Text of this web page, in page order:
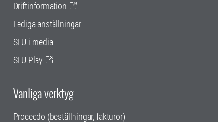
Driftinformation
Lediga anställningar
SLU i media
SLU Play
Vanliga verktyg
Proceedo (beställningar, fakturor)